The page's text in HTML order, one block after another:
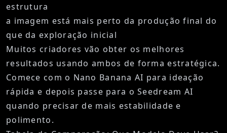
estrutura
a imagem está mais perto da produção final do
que da exploração inicial
Muitos criadores vão obter os melhores
resultados usando ambos de forma estratégica.
Comece com o Nano Banana AI para ideação
rápida e depois passe para o Seedream AI
quando precisar de mais estabilidade e
polimento.